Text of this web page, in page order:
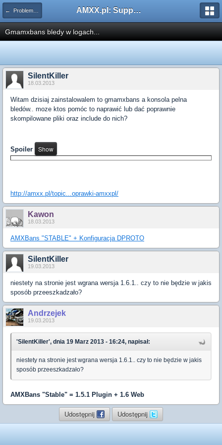
← Problemy z pluginami AMXX.pl: Support AMX Mod X i SourceMod
Gmamxbans bledy w logach...
SilentKiller
18.03.2013
Witam dzisiaj zainstalowalem to gmamxbans a konsola pelna
bledów.. moze ktos pomóc to naprawić lub dać poprawnie
skompilowane pliki oraz include do nich?
Spoiler
http://amxx.pl/topic...oprawki-amxxpl/
Kawon
18.03.2013
AMXBans "STABLE" + Konfiguracja DPROTO
SilentKiller
19.03.2013
niestety na stronie jest wgrana wersja 1.6.1.. czy to nie będzie w jakis
sposób przeeszkadzało?
Andrzejek
19.03.2013
'SilentKiller', dnia 19 Marz 2013 - 16:24, napisał:
niestety na stronie jest wgrana wersja 1.6.1.. czy to nie będzie w jakis
sposób przeeszkadzało?
AMXBans "Stable" = 1.5.1 Plugin + 1.6 Web
Udostępnij Udostępnij